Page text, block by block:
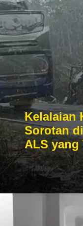
Kelalaian
Sorotan
ALS yang